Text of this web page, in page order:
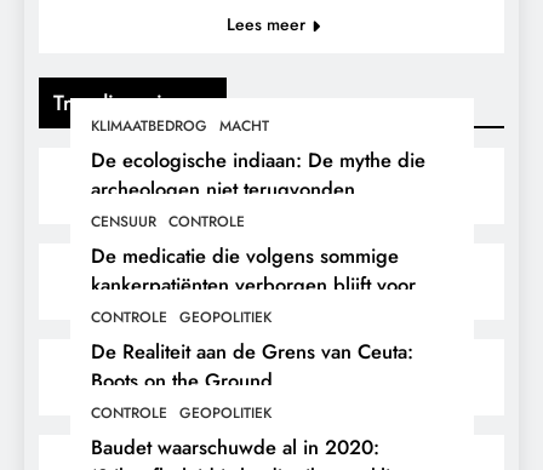
Trending nieuws
KLIMAATBEDROG MACHT
De ecologische indiaan: De mythe die
archeologen niet terugvonden.
CENSUUR CONTROLE
De medicatie die volgens sommige
kankerpatiënten verborgen blijft voor
hun eigen arts.
CONTROLE GEOPOLITIEK
De Realiteit aan de Grens van Ceuta:
Boots on the Ground.
CONTROLE GEOPOLITIEK
Baudet waarschuwde al in 2020:
Lees meer